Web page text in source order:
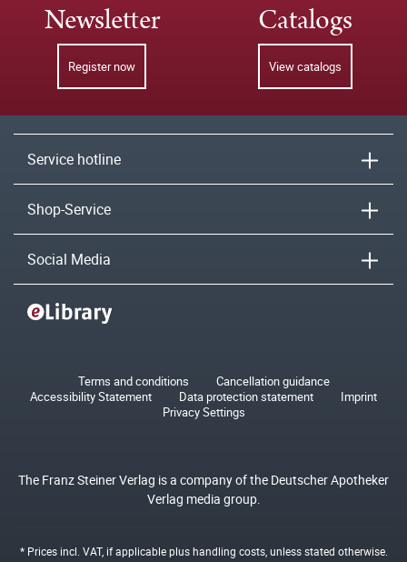
Newsletter
Register now
Catalogs
View catalogs
Service hotline
Shop-Service
Social Media
Terms and conditions
Cancellation guidance
Accessibility Statement
Data protection statement
Imprint
Privacy Settings
The Franz Steiner Verlag is a company of the Deutscher Apotheker
Verlag media group.
* Prices incl. VAT, if applicable plushandling costs, unless stated otherwise.